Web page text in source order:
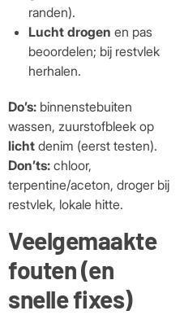
randen).
Lucht drogen en pas
beoordelen; bij restvlek
herhalen.
Do’s: binnenstebuiten
wassen, zuurstofbleek op
licht denim (eerst testen).
Don’ts: chloor,
terpentine/aceton, droger bij
restvlek, lokale hitte.
Veelgemaakte
fouten (en
snelle fixes)